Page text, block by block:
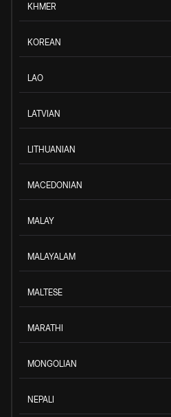
KHMER
KOREAN
LAO
LATVIAN
LITHUANIAN
MACEDONIAN
MALAY
MALAYALAM
MALTESE
MARATHI
MONGOLIAN
NEPALI